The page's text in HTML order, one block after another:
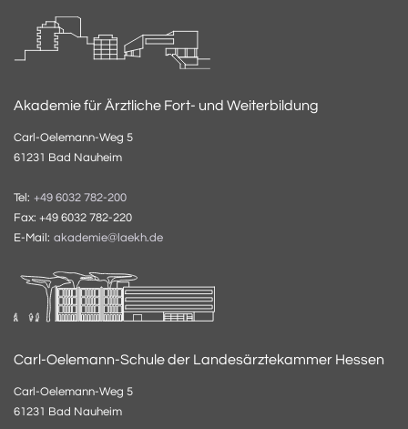
Akademie für Ärztliche Fort- und Weiterbildung
Carl-Oelemann-Weg 5
61231 Bad Nauheim
Tel: +49 6032 782-200
Fax: +49 6032 782-220
E-Mail: akademie@laekh.de
Carl-Oelemann-Schule der Landesärztekammer Hessen
Carl-Oelemann-Weg 5
61231 Bad Nauheim